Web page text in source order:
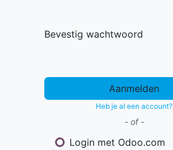
Bevestig wachtwoord
Aanmelden
Heb je al een account?
- of -
Login met Odoo.com